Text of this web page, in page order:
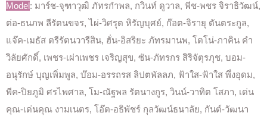
Model: มาร์ช-จุฑาวุฒิ ภัทรกำพล, กวินท์ ดูวาล, พีช-พชร จิราธิวัฒน์,
ต่อ-ธนภพ ลีรัตนขจร, ไผ่-วิศรุต หิรัญบุศย์, ก๊อต-จิรายุ ตันตระกูล,
แจ๊ค-เมธัส ตรีรัตนวารีสิน, ฮั่น-อิสริยะ ภัทรมานพ, โตโน่-ภาคิน คำ
วิลัยศักดิ์, เพชร-เผ่าเพชร เจริญสุข, ซัน-ภัทรกร สิริจัตุรภุช, บอม-
อนุรักษ์ บุญเพิ่มพูล, บ๊อม-อรรถรส ลิปตพัลลภ, ฟ้าใส-ฟ้าใส พึ่งอุดม,
พีค-ปิยภูมิ ศรไพศาล, โม-ณัฐพล รัตนางกูร, วินน์-วาทิต โสภา, เด่น
คุณ-เด่นคุณ งามเนตร, โอ๊ต-อธิพัชร์ กุลวัฒน์ธนาลัย, กันต์-วัฒนา